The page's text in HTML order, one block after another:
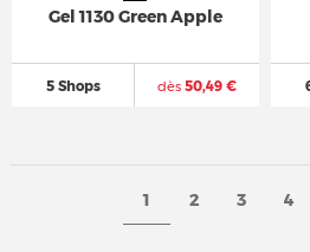
Gel 1130 Green Apple
5 Shops dès50,49 €
1 2 3 4